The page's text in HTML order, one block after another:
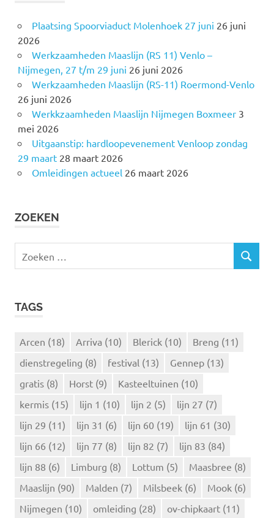
Plaatsing Spoorviaduct Molenhoek 27 juni 26 juni
2026
Werkzaamheden Maaslijn (RS 11) Venlo –
Nijmegen, 27 t/m 29 juni 26 juni 2026
Werkzaamheden Maaslijn (RS-11) Roermond-Venlo
26 juni 2026
Werkkzaamheden Maaslijn Nijmegen Boxmeer 3
mei 2026
Uitgaanstip: hardloopevenement Venloop zondag
29 maart 28 maart 2026
Omleidingen actueel 26 maart 2026
ZOEKEN
e
Z
TAGS
Arcen (18) Arriva (10) Blerick (10) Breng (11)
dienstregeling (8) festival (13) Gennep (13)
gratis (8) Horst (9) Kasteeltuinen (10)
kermis (15) lijn 1 (10) lijn 2 (5) lijn 27 (7)
lijn 29 (11) lijn 31 (6) lijn 60 (19) lijn 61 (30)
lijn 66 (12) lijn 77 (8) lijn 82 (7) lijn 83 (84)
lijn 88 (6) Limburg (8) Lottum (5) Maasbree (8)
Maaslijn (90) Malden (7) Milsbeek (6) Mook (6)
Nijmegen (10) omleiding (28) ov-chipkaart (11)